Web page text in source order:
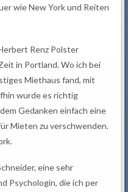
wie New York und Reiten
Renz Polster
in Portland. Wo ich bei
Miethaus fand, mit
wurde es richtig
Gedanken einfach eine
Mieten zu verschwenden.
eine sehr
Psychologin, die ich per